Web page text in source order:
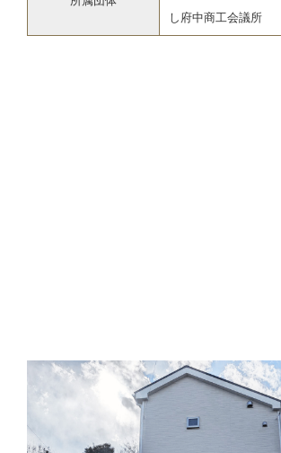
し府中商工会議所